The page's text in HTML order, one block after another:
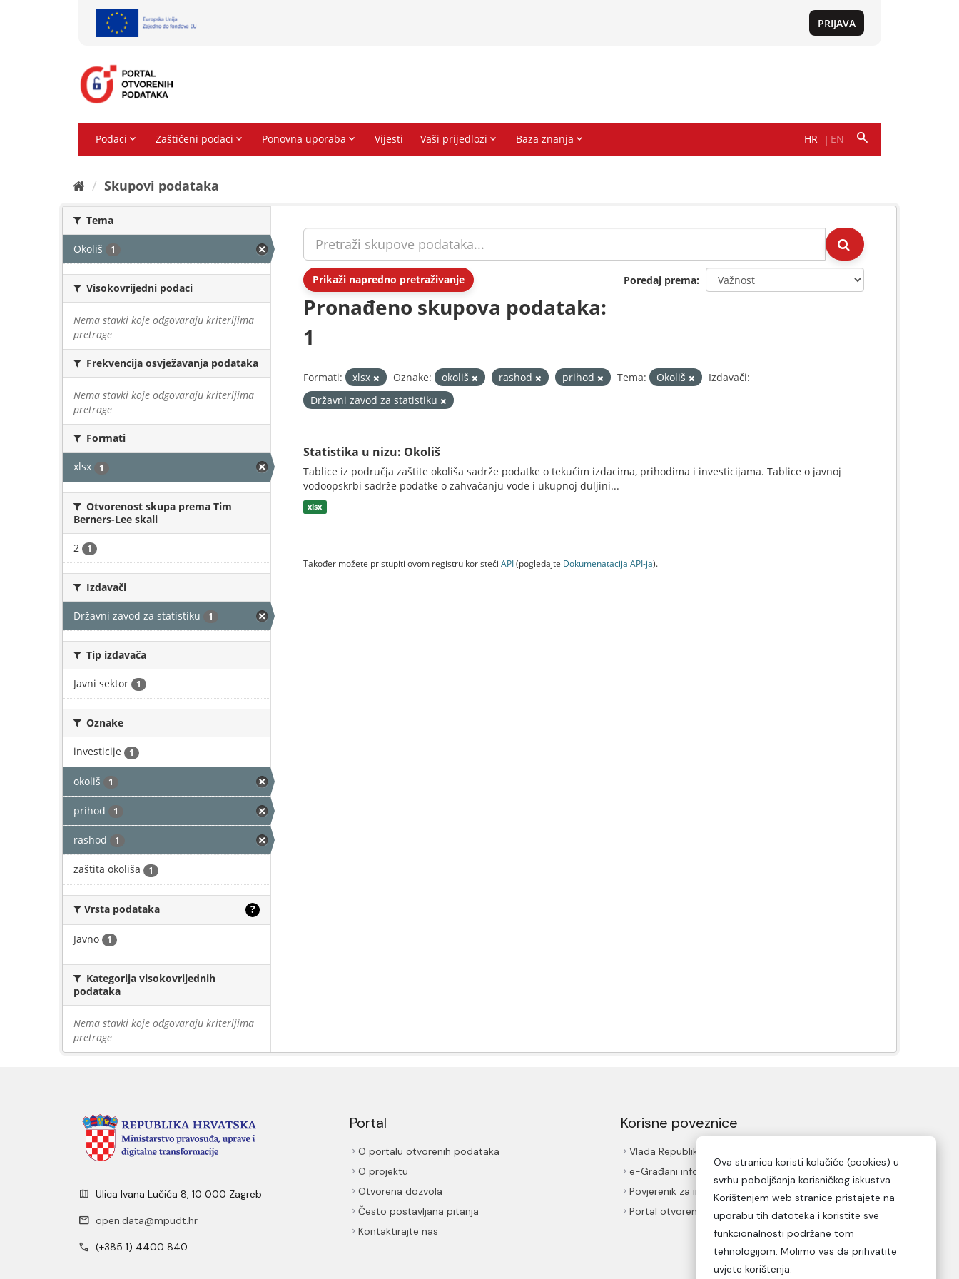
Skupovi podаtаkа
Tema
Okoliš 1
Visokovrijedni podaci
Nema stavki koje odgovaraju kriterijima
pretrage
Frekvencija osvježavanja podataka
Nema stavki koje odgovaraju kriterijima
pretrage
Formati
xlsx 1
Otvorenost skupa prema Tim
Berners-Lee skali
2 1
Izdavači
Državni zavod za statistiku 1
Tip izdavača
Javni sektor 1
Oznake
investicije 1
okoliš 1
prihod 1
rashod 1
zaštita okoliša 1
Vrsta podataka ?
Javno 1
Kategorija visokovrijednih
podataka
Nema stavki koje odgovaraju kriterijima
pretrage
Prikaži napredno pretraživanje Poredaj prema
Pronađeno skupova podataka:
1
Formati: xlsx Oznake: okoliš rashod prihod Tema: Okoliš
Izdavači:
Državni zavod za statistiku
Statistika u nizu: Okoliš
Tablice iz područja zaštite okoliša sadrže podatke o tekućim izdacima, prihodima i investicijama. Tablice o javnoj
vodoopskrbi sadrže podatke o zahvaćanju vode i ukupnoj duljini...
xlsx
Također možete pristupiti ovom registru koristeći API(pogledajte Dokumenаtаcijа API-jа).